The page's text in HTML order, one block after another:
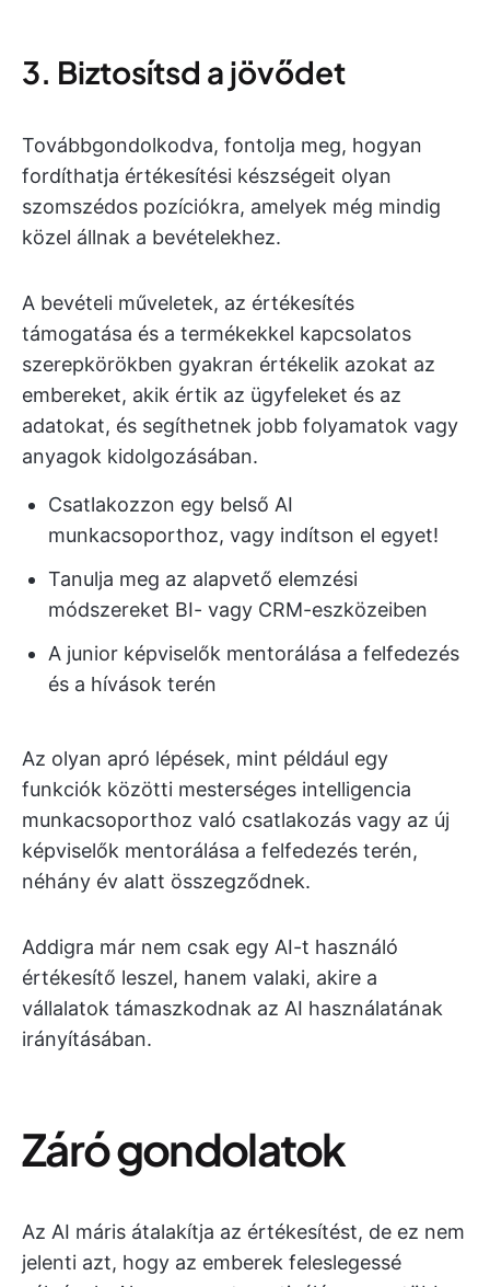
3. Biztosítsd a jövődet
Továbbgondolkodva, fontolja meg, hogyan
fordíthatja értékesítési készségeit olyan
szomszédos pozíciókra, amelyek még mindig
közel állnak a bevételekhez.
A bevételi műveletek, az értékesítés
támogatása és a termékekkel kapcsolatos
szerepkörökben gyakran értékelik azokat az
embereket, akik értik az ügyfeleket és az
adatokat, és segíthetnek jobb folyamatok vagy
anyagok kidolgozásában.
Csatlakozzon egy belső AI
munkacsoporthoz, vagy indítson el egyet!
Tanulja meg az alapvető elemzési
módszereket BI- vagy CRM-eszközeiben
A junior képviselők mentorálása a felfedezés
és a hívások terén
Az olyan apró lépések, mint például egy
funkciók közötti mesterséges intelligencia
munkacsoporthoz való csatlakozás vagy az új
képviselők mentorálása a felfedezés terén,
néhány év alatt összegződnek.
Addigra már nem csak egy AI-t használó
értékesítő leszel, hanem valaki, akire a
vállalatok támaszkodnak az AI használatának
irányításában.
Záró gondolatok
Az AI máris átalakítja az értékesítést, de ez nem
jelenti azt, hogy az emberek feleslegessé